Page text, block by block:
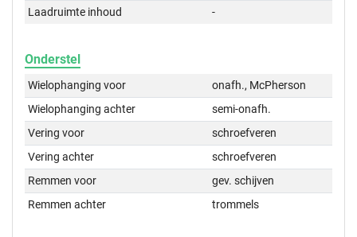
Laadruimte inhoud
-
Onderstel
Wielophanging voor
onafh., McPherson
Wielophanging achter
semi-onafh.
Vering voor
schroefveren
Vering achter
schroefveren
Remmen voor
gev. schijven
Remmen achter
trommels